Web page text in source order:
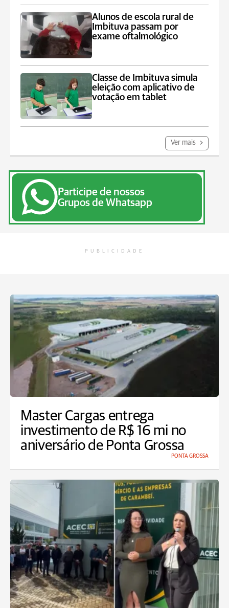
Alunos de escola rural de
Imbituva passam por
exame oftalmológico
Classe de Imbituva simula
eleição com aplicativo de
votação em tablet
Ver mais
Participe de nossos
Grupos de Whatsapp
PUBLICIDADE
Master Cargas entrega
investimento de R$ 16 mi no
aniversário de Ponta Grossa
PONTA GROSSA